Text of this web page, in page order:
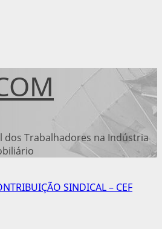
dos Trabalhadores na Indústria
SINDICAL – CEF